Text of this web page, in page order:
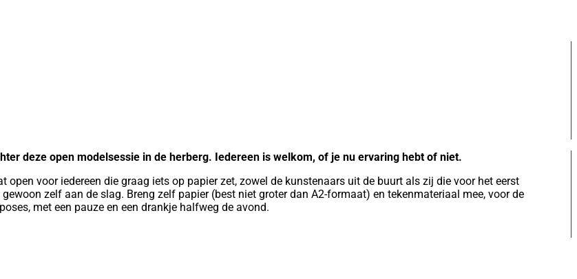
deze open modelsessie in de herberg. Iedereen is welkom, of je nu ervaring hebt of niet.
voor iedereen die graag iets op papier zet, zowel de kunstenaars uit de buurt als zij die voor het eerst
zelf aan de slag. Breng zelf papier (best niet groter dan A2-formaat) en tekenmateriaal mee, voor de
met een pauze en een drankje halfweg de avond.